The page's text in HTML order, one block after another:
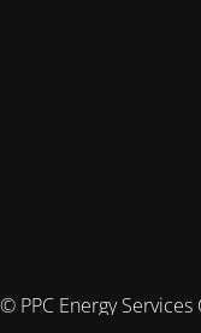
© PPC Energy Services